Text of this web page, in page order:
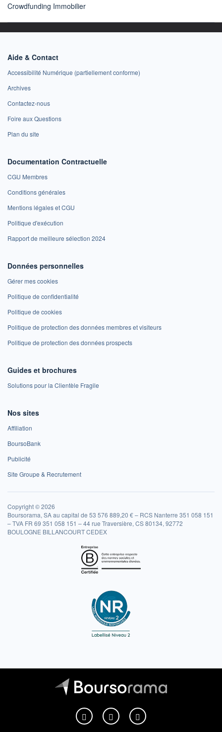
Crowdfunding Immobilier
Aide & Contact
Accessibilité Numérique (partiellement conforme)
Archives
Contactez-nous
Foire aux Questions
Plan du site
Documentation Contractuelle
CGU Membres
Conditions générales
Mentions légales et CGU
Politique d'exécution
Rapport de meilleure sélection 2024
Données personnelles
Gérer mes cookies
Politique de confidentialité
Politique de cookies
Politique de protection des données membres et visiteurs
Politique de protection des données prospects
Guides et brochures
Solutions pour la Clientèle Fragile
Nos sites
Affiliation
BoursoBank
Publicité
Site Groupe & Recrutement
Copyright © 2026
Boursorama, SA au capital de 53 576 889,20 € – RCS Nanterre 351 058 151
– TVA FR 69 351 058 151 – 44 rue Traversière, CS 80134, 92772
BOULOGNE BILLANCOURT CEDEX
Boursorama sur Facebook
Boursorama sur XBoursorama sur